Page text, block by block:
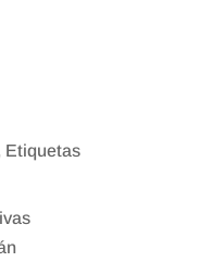
Etiquetas